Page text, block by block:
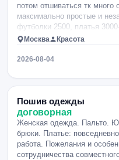
потом отшиваться тк
максимально простые и
футболки 2500, платья
165 см.
Москва Красота
2026-08-04
Пошив одежды
договорная
Женская одежда. Пальто.
брюки. Платье:
работа. Пожелания и
сотрудничества